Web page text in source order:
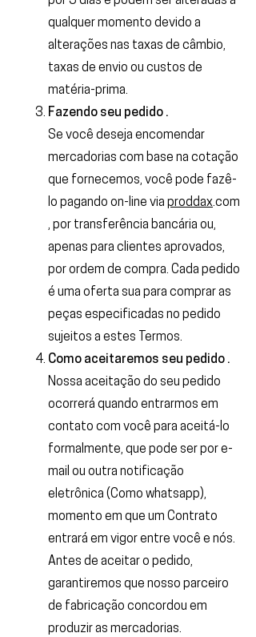
qualquer momento devido a
alterações nas taxas de câmbio,
taxas de envio ou custos de
matéria-prima.
Fazendo seu pedido .
Se você deseja encomendar
mercadorias com base na cotação
que fornecemos, você pode fazê-
lo pagando on-line via proddax.com
, por transferência bancária ou,
apenas para clientes aprovados,
por ordem de compra. Cada pedido
é uma oferta sua para comprar as
peças especificadas no pedido
sujeitos a estes Termos.
Como aceitaremos seu pedido .
Nossa aceitação do seu pedido
ocorrerá quando entrarmos em
contato com você para aceitá-lo
formalmente, que pode ser por e-
mail ou outra notificação
eletrônica (Como whatsapp),
momento em que um Contrato
entrará em vigor entre você e nós.
Antes de aceitar o pedido,
garantiremos que nosso parceiro
de fabricação concordou em
produzir as mercadorias.